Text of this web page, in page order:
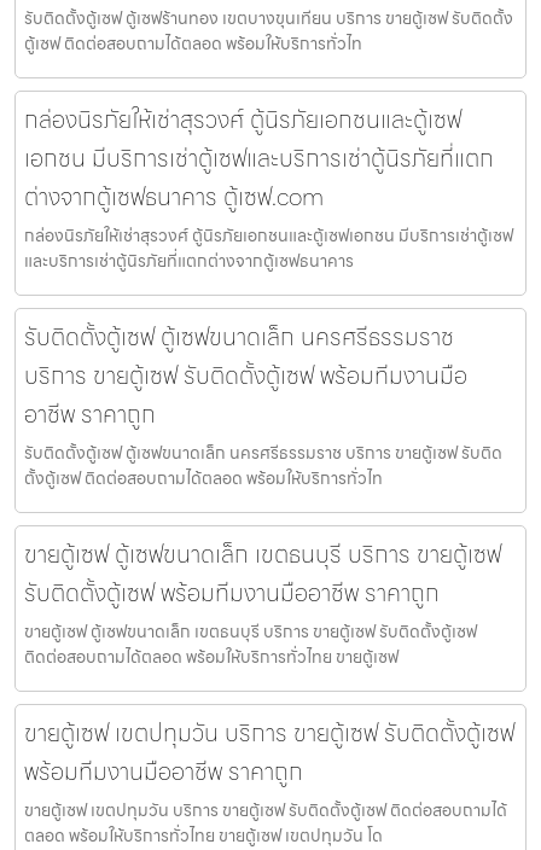
รับติดตั้งตู้เซฟ ตู้เซฟร้านทอง เขตบางขุนเทียน บริการ ขายตู้เซฟ รับติดตั้ง
ตู้เซฟ ติดต่อสอบถามได้ตลอด พร้อมให้บริการทั่วไท
กล่องนิรภัยให้เช่าสุรวงศ์ ตู้นิรภัยเอกชนและตู้เซฟ
เอกชน มีบริการเช่าตู้เซฟและบริการเช่าตู้นิรภัยที่แตก
ต่างจากตู้เซฟธนาคาร ตู้เซฟ.com
กล่องนิรภัยให้เช่าสุรวงศ์ ตู้นิรภัยเอกชนและตู้เซฟเอกชน มีบริการเช่าตู้เซฟ
และบริการเช่าตู้นิรภัยที่แตกต่างจากตู้เซฟธนาคาร
รับติดตั้งตู้เซฟ ตู้เซฟขนาดเล็ก นครศรีธรรมราช
บริการ ขายตู้เซฟ รับติดตั้งตู้เซฟ พร้อมทีมงานมือ
อาชีพ ราคาถูก
รับติดตั้งตู้เซฟ ตู้เซฟขนาดเล็ก นครศรีธรรมราช บริการ ขายตู้เซฟ รับติด
ตั้งตู้เซฟ ติดต่อสอบถามได้ตลอด พร้อมให้บริการทั่วไท
ขายตู้เซฟ ตู้เซฟขนาดเล็ก เขตธนบุรี บริการ ขายตู้เซฟ
รับติดตั้งตู้เซฟ พร้อมทีมงานมืออาชีพ ราคาถูก
ขายตู้เซฟ ตู้เซฟขนาดเล็ก เขตธนบุรี บริการ ขายตู้เซฟ รับติดตั้งตู้เซฟ
ติดต่อสอบถามได้ตลอด พร้อมให้บริการทั่วไทย ขายตู้เซฟ
ขายตู้เซฟ เขตปทุมวัน บริการ ขายตู้เซฟ รับติดตั้งตู้เซฟ
พร้อมทีมงานมืออาชีพ ราคาถูก
ขายตู้เซฟ เขตปทุมวัน บริการ ขายตู้เซฟ รับติดตั้งตู้เซฟ ติดต่อสอบถามได้
ตลอด พร้อมให้บริการทั่วไทย ขายตู้เซฟ เขตปทุมวัน โด